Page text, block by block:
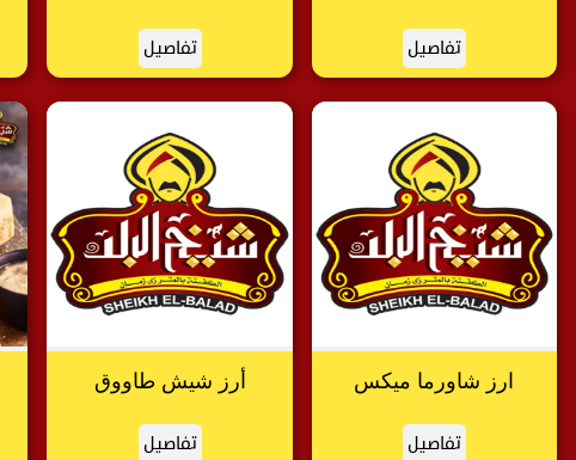
تفاصيل تفاصيل
ارز شاورما ميكس
تفاصيل
أرز شيش طاووق
تفاصيل